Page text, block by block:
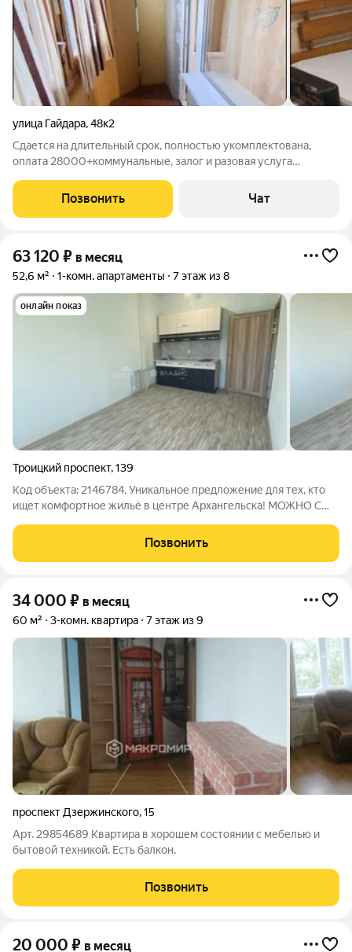
улица Гайдара,48к2
Сдается на длительный срок, полностью укомплектована,
оплата 28000+коммунальные, залог и разовая услуга
Позвонить Чат
63 120 ₽ в месяц
52,6 м² 1-комн. апартаменты 7 этаж из 8
онлайн показ
Троицкий проспект,139
Код объекта: 2146784. Уникальное предложение для тех, кто
ищет комфортное жильё в центре Архангельска! МОЖНО С
квартира в новом кирпичном доме на Троицком проспекте,
139. Квартира расположена на 7
Позвонить
34 000 ₽ в месяц
60 м² 3-комн. квартира 7 этаж из 9
проспект Дзержинского,15
Арт. 29854689 Квартира в хорошем состоянии с мебелью и
бытовой техникой. Есть балкон.
Позвонить
20 000 ₽ в месяц